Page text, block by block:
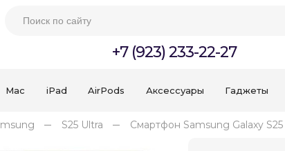
+7 (923) 233-22-27
Mac iPad AirPods Аксессуары Гаджеты
S25 Ultra Смартфон Samsung Galaxy